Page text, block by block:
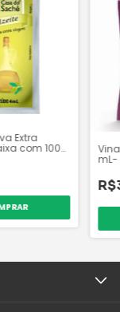
Extra
com 100